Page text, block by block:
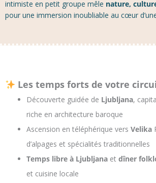
intimiste en petit groupe mêle nature,
pour une immersion inoubliable au cœur
Les temps forts de votre
Découverte guidée de Ljubljana,
riche en architecture baroque
Ascension en téléphérique vers Velika
d’alpages et spécialités traditionnelles
Temps libre à Ljubljana et dîner
et cuisine locale